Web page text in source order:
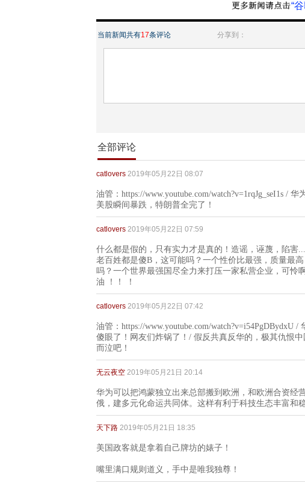
“
当前新闻共有17条评论 分享到：
全部评论
catlovers 2019年05月22日 08:07
油管：https://www.youtube.com/watch?v=1rqJg_seI1s /
美股瞬间暴跌，特朗普全完了！
catlovers 2019年05月22日 07:59
什么都是假的，只有实力才是真的！造谣，诬蔑，陷
老百姓都是傻B，这可能吗？一个性价比最强，质量最
吗？一个世界最强国尽全力来打压一家私营企业，可怜
油 ！！ ！
catlovers 2019年05月22日 07:42
油管：https://www.youtube.com/
傻眼了！网友们炸锅了！/ 假反共真反华的，极其仇恨
而泣吧！
无云夜空 2019年05月21日 20:14
华为可以把鸿蒙独立出来总部搬到欧洲，和欧洲合资经
俄，建多元化命运共同体。这样有利于科技生态丰富和稳
天下路 2019年05月21日 18:35
美国政客就是拿着自己牌坊的婊子！
嘴里满口规则道义，手中是唯我独尊！